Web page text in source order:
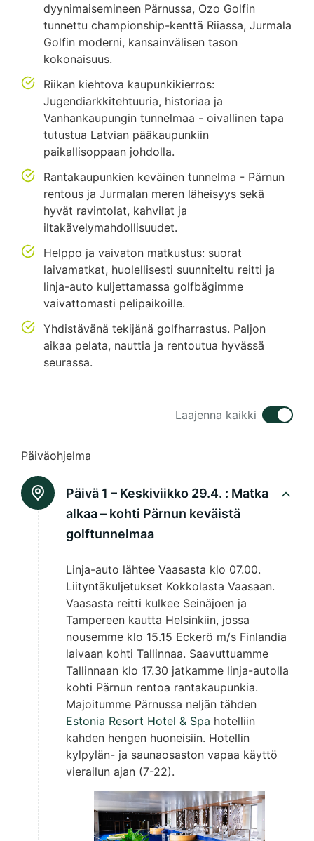
dyynimaisemineen Pärnussa, Ozo Golfin
tunnettu championship-kenttä Riiassa, Jurmala
Golfin moderni, kansainvälisen tason
kokonaisuus.
Riikan kiehtova kaupunkikierros:
Jugendiarkkitehtuuria, historiaa ja
Vanhankaupungin tunnelmaa - oivallinen tapa
tutustua Latvian pääkaupunkiin
paikallisoppaan johdolla.
Rantakaupunkien keväinen tunnelma - Pärnun
rentous ja Jurmalan meren läheisyys sekä
hyvät ravintolat, kahvilat ja
iltakävelymahdollisuudet.
Helppo ja vaivaton matkustus: suorat
laivamatkat, huolellisesti suunniteltu reitti ja
linja-auto kuljettamassa golfbägimme
vaivattomasti pelipaikoille.
Yhdistävänä tekijänä golfharrastus. Paljon
aikaa pelata, nauttia ja rentoutua hyvässä
seurassa.
Laajenna kaikki
Päiväohjelma
Päivä 1 – Keskiviikko 29.4. : Matka
alkaa – kohti Pärnun keväistä
golftunnelmaa
Linja-auto lähtee Vaasasta klo 07.00.
Liityntäkuljetukset Kokkolasta Vaasaan.
Vaasasta reitti kulkee Seinäjoen ja
Tampereen kautta Helsinkiin, jossa
nousemme klo 15.15 Eckerö m/s Finlandia
laivaan kohti Tallinnaa. Saavuttuamme
Tallinnaan klo 17.30 jatkamme linja-autolla
kohti Pärnun rentoa rantakaupunkia.
Majoitumme Pärnussa neljän tähden
Estonia Resort Hotel & Spa hotelliin
kahden hengen huoneisiin. Hotellin
kylpylän- ja saunaosaston vapaa käyttö
vierailun ajan (7-22).